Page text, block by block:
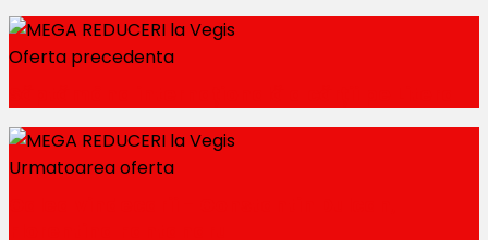
Oferta precedenta
Urmatoarea oferta